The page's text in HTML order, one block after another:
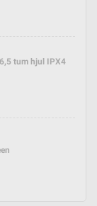
tum hjul IPX4